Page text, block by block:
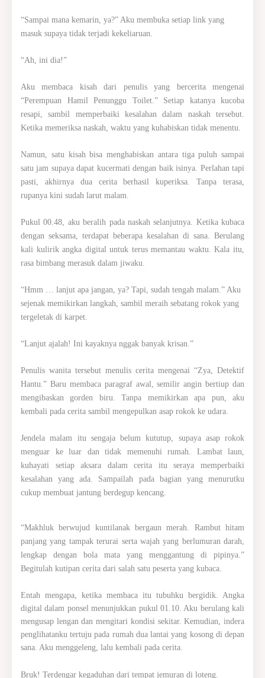
“Sampai mana kemarin, ya?” Aku membuka setiap link yang
masuk supaya tidak terjadi kekeliaruan.
“Ah, ini dia!”
Aku membaca kisah dari penulis yang bercerita mengenai
“Perempuan Hamil Penunggu Toilet.” Setiap katanya kucoba
resapi, sambil memperbaiki kesalahan dalam naskah tersebut.
Ketika memeriksa naskah, waktu yang kuhabiskan tidak menentu.
Namun, satu kisah bisa menghabiskan antara tiga puluh sampai
satu jam supaya dapat kucermati dengan baik isinya. Perlahan tapi
pasti, akhirnya dua cerita berhasil kuperiksa. Tanpa terasa,
rupanya kini sudah larut malam.
Pukul 00.48, aku beralih pada naskah selanjutnya. Ketika kubaca
dengan seksama, terdapat beberapa kesalahan di sana. Berulang
kali kulirik angka digital untuk terus memantau waktu. Kala itu,
rasa bimbang merasuk dalam jiwaku.
“Hmm … lanjut apa jangan, ya? Tapi, sudah tengah malam.” Aku
sejenak memikirkan langkah, sambil meraih sebatang rokok yang
tergeletak di karpet.
“Lanjut ajalah! Ini kayaknya nggak banyak krisan.”
Penulis wanita tersebut menulis cerita mengenai “Zya, Detektif
Hantu.” Baru membaca paragraf awal, semilir angin bertiup dan
mengibaskan gorden biru. Tanpa memikirkan apa pun, aku
kembali pada cerita sambil mengepulkan asap rokok ke udara.
Jendela malam itu sengaja belum kututup, supaya asap rokok
menguar ke luar dan tidak memenuhi rumah. Lambat laun,
kuhayati setiap aksara dalam cerita itu seraya memperbaiki
kesalahan yang ada. Sampailah pada bagian yang menurutku
cukup membuat jantung berdegup kencang.
“Makhluk berwujud kuntilanak bergaun merah. Rambut hitam
panjang yang tampak terurai serta wajah yang berlumuran darah,
lengkap dengan bola mata yang menggantung di pipinya.”
Begitulah kutipan cerita dari salah satu peserta yang kubaca.
Entah mengapa, ketika membaca itu tubuhku bergidik. Angka
digital dalam ponsel menunjukkan pukul 01.10. Aku berulang kali
mengusap lengan dan mengitari kondisi sekitar. Kemudian, indera
penglihatanku tertuju pada rumah dua lantai yang kosong di depan
sana. Aku menggeleng, lalu kembali pada cerita.
Bruk! Terdengar kegaduhan dari tempat jemuran di loteng.